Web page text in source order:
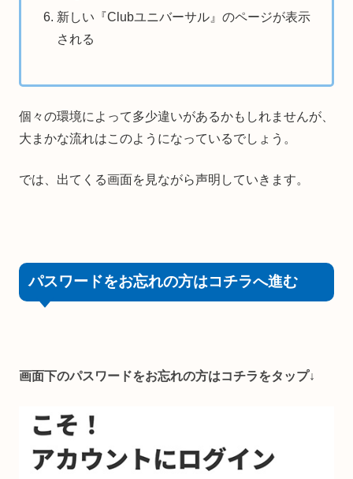
新しい『Clubユニバーサル』のページが表示
される
個々の環境によって多少違いがあるかもしれませんが、
大まかな流れはこのようになっているでしょう。
では、出てくる画面を見ながら声明していきます。
パスワードをお忘れの方はコチラへ進む
画面下のパスワードをお忘れの方はコチラをタップ↓